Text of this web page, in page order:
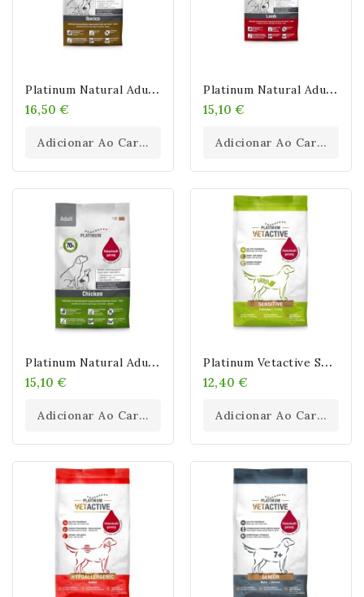
P
Latinum Natural Adult Iberico & Greens Para Perros
16,50 €
Adicionar Ao Carrinho
P
Latinum Natural Adult Lamb & Rice Para Perros
15,10 €
Adicionar Ao Carrinho
P
Latinum Natural Adult Chicken Para Perros
15,10 €
Adicionar Ao Carrinho
P
Latinum Vetactive Sensitive Pavo Para Perros
12,40 €
Adicionar Ao Carrinho